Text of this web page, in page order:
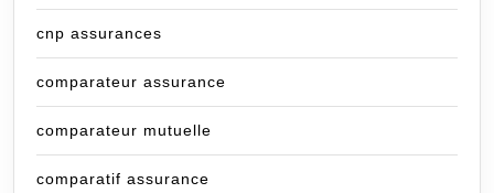
cnp assurances
comparateur assurance
comparateur mutuelle
comparatif assurance